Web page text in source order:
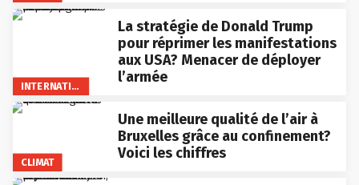
INTERNATIONAL
La stratégie de Donald Trump
pour réprimer les manifestations
aux USA? Menacer de déployer
l’armée
CLIMAT
Une meilleure qualité de l’air à
Bruxelles grâce au confinement?
Voici les chiffres